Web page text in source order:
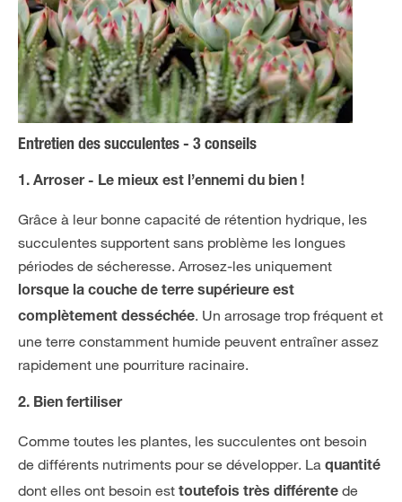
Entretien des succulentes - 3 conseils
1. Arroser - Le mieux est l’ennemi du bien !
Grâce à leur bonne capacité de rétention hydrique, les
succulentes supportent sans problème les longues
périodes de sécheresse. Arrosez-les uniquement
lorsque la couche de terre supérieure est
complètement desséchée. Un arrosage trop fréquent et
une terre constamment humide peuvent entraîner assez
rapidement une pourriture racinaire.
2. Bien fertiliser
Comme toutes les plantes, les succulentes ont besoin
de différents nutriments pour se développer. La quantité
dont elles ont besoin est toutefois très différente de